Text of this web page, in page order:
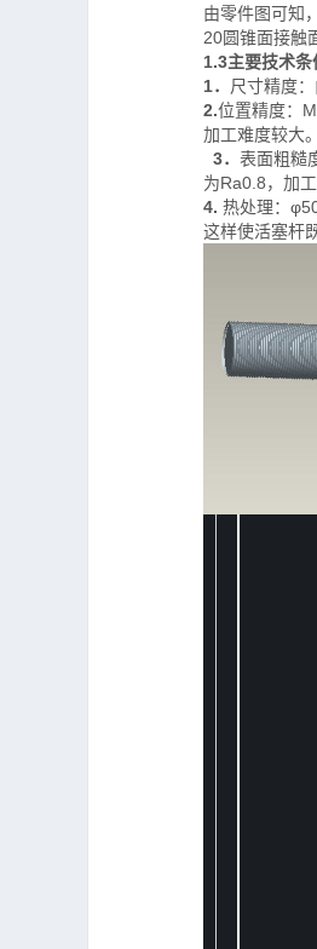
量具图.dwg--点击预览
零件图.dwg--点击预览
零件毛坯合图
毛坯.dwg--点击预览
毕业设计首页.doc--点击预览
由零件图可知
20圆锥面接触
1.3主要技术条
1． 尺寸精度
2.位置精度：
加工难度较大
3． 表面粗糙
为Ra0.8，加
4. 热处理：
这样使活塞杆